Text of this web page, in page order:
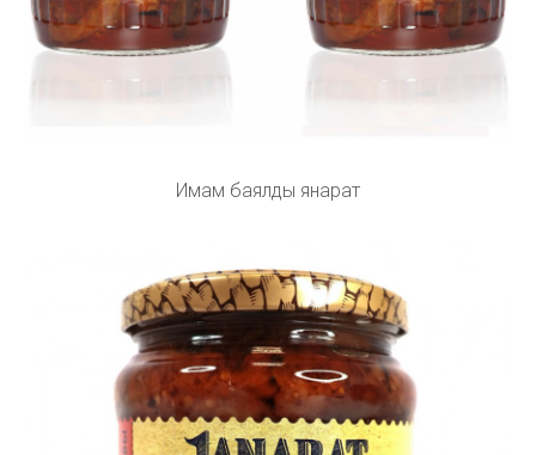
Имам баялды янарат